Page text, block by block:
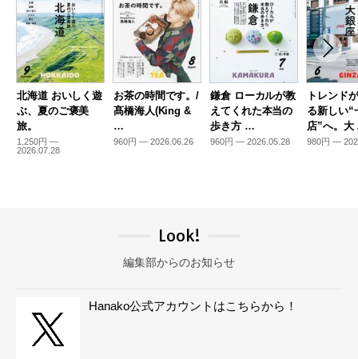
北海道 おいしく遊
ぶ、夏のご褒美
旅。
1,250円 —
2026.07.28
お茶の時間です。/
髙橋海人(King &
…
960円 — 2026.06.26
鎌倉 ローカルが教
えてくれた本当の
歩き方 …
960円 — 2026.05.28
トレンド
る新しい“
店”へ。
980円 —
Look!
編集部からのお知らせ
Hanako公式アカウントはこちらから！